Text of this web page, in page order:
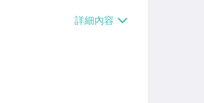
運費】